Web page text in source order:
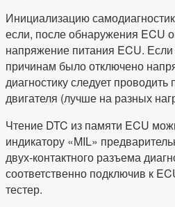
Инициализацию
если, после обнаружения ECU
напряжение питания ECU.
причинам было отключено
диагностику следует
двигателя (лучше на разных
Чтение DTC из памяти ECU
индикатору «MIL»
двух-контактного разъема
соответственно подключив к
тестер.